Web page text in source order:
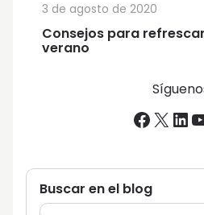
Consejos para
verano
3 de agosto de 2020
X
Buscar en el blog